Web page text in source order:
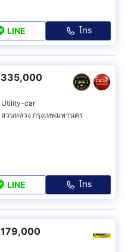
LINE โทร
335,000
Utility-car
สวนหลวง กรุงเทพมหานคร
LINE โทร
179,000